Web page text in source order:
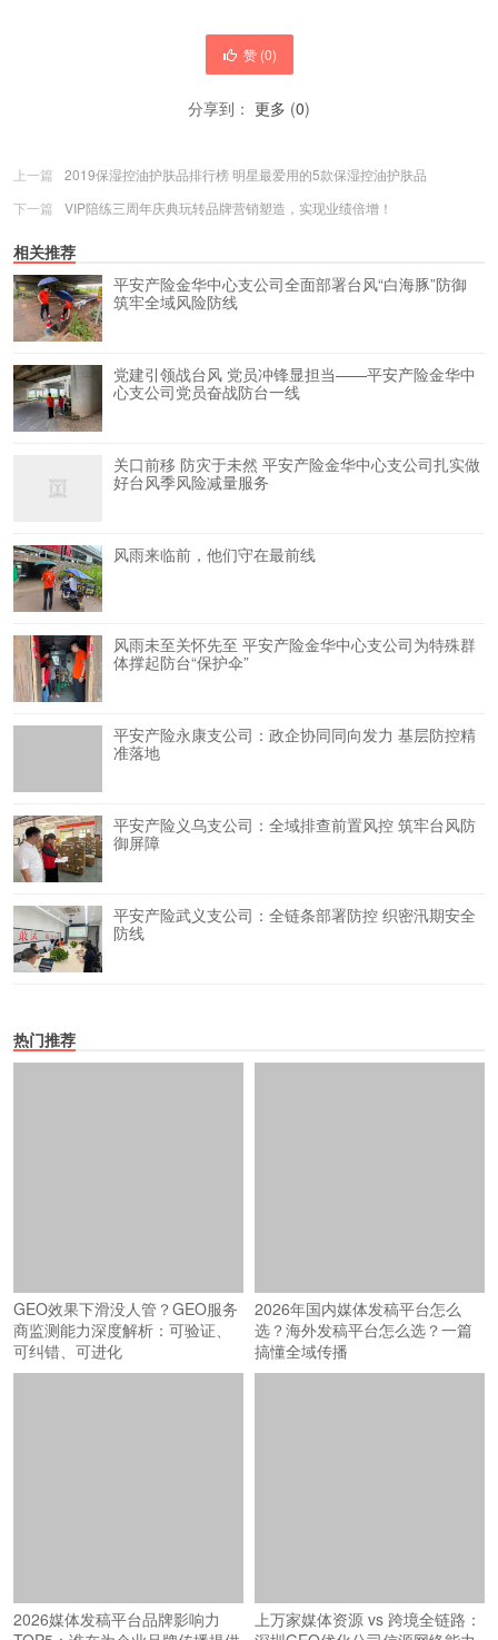
赞 (0)
分享到： 更多 (0)
上一篇
2019保湿控油护肤品排行榜 明星最爱用的5款保湿控油护肤品
下一篇
VIP陪练三周年庆典玩转品牌营销塑造，实现业绩倍增！
相关推荐
平安产险金华中心支公司全面部署台风“白海豚”防御
筑牢全域风险防线
党建引领战台风 党员冲锋显担当——平安产险金华中
心支公司党员奋战防台一线
关口前移 防灾于未然 平安产险金华中心支公司扎实做
好台风季风险减量服务
风雨来临前，他们守在最前线
风雨未至关怀先至 平安产险金华中心支公司为特殊群
体撑起防台“保护伞”
平安产险永康支公司：政企协同同向发力 基层防控精
准落地
平安产险义乌支公司：全域排查前置风控 筑牢台风防
御屏障
平安产险武义支公司：全链条部署防控 织密汛期安全
防线
热门推荐